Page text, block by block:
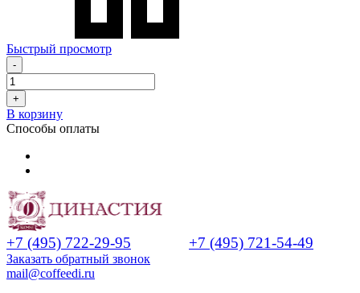
Быстрый просмотр
-
+
В корзину
Способы оплаты
+7 (495) 722-29-95 +7 (495) 721-54-49
Заказать обратный звонок
mail@coffeedi.ru